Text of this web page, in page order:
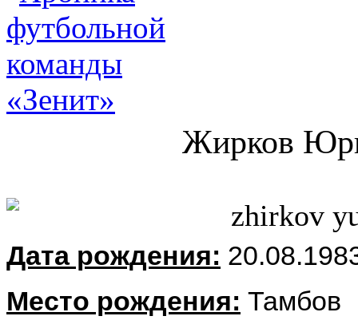
Жирков
Дата рождения:
Место рождения: Тамбов